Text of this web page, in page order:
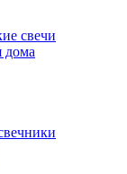
свечи
дома